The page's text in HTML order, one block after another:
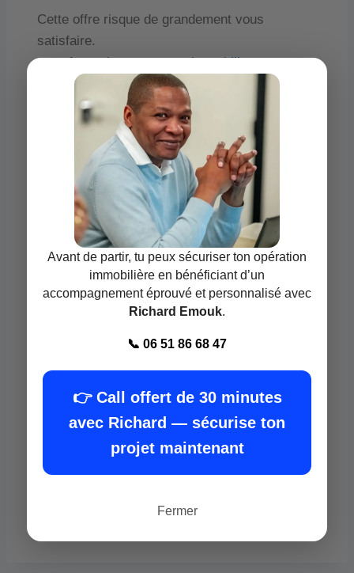
Cette offre risque de grandement vous
satisfaire.
www.formation.promoteur.immobilier.com
Découvrez les 7 offres de formation promoteur
immobilier sur paris
Fédération des promoteurs immobiliers de
France ( www.fpi.fr)
Francis Lefebvre ( https://www.flf.fr/ )
Groupe ESPI ( https://groupe-espi.fr/ )
Dalloz Formtion ( https://dalloz-formation.fr/ )
Academy des pro (
https://www.academiedespros.com/ )
Avant de partir, tu peux sécuriser ton opération
immobilière en bénéficiant d’un
accompagnement éprouvé et personnalisé avec
Richard Emouk.
📞 06 51 86 68 47
👉 Call offert de 30 minutes
avec Richard — sécurise ton
projet maintenant
Fermer